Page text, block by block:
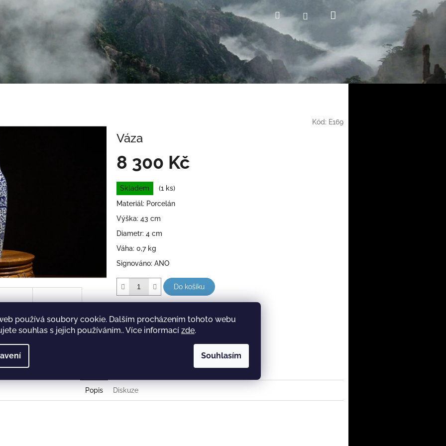
používá soubory cookie. Dalším procházením tohoto webu
souhlas s jejich používáním.. Více informací zde.
Souhlasím
Hledat PřihlášeníNákupní
košík
Kód: E169
Váza
8 300 Kč
Měrná
cena:
Skladem
(1 ks)
Materiál: Porcelán
Výška: 43 cm
Diametr: 4 cm
Váha: 0,7 kg
Signováno: ANO
Do košíku
Popis Diskuze